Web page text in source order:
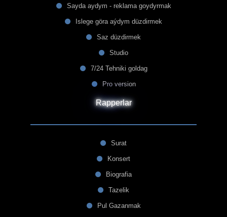
Sayda aydym - reklama goydyrmak
Islege göra aýdym düzdirmek
Saz düzdirmek
Studio
7/24 Tehniki goldag
Pro version
Rapperlar
Surat
Konsert
Biografia
Tazelik
Pul Gazanmak